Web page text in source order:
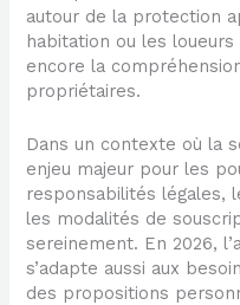
autour de la protection
habitation ou les
encore la
propriétaires.
Dans un contexte où la
enjeu majeur pour les
responsabilités légales,
les modalités de
sereinement. En 2026,
s’adapte aussi aux
des propositions